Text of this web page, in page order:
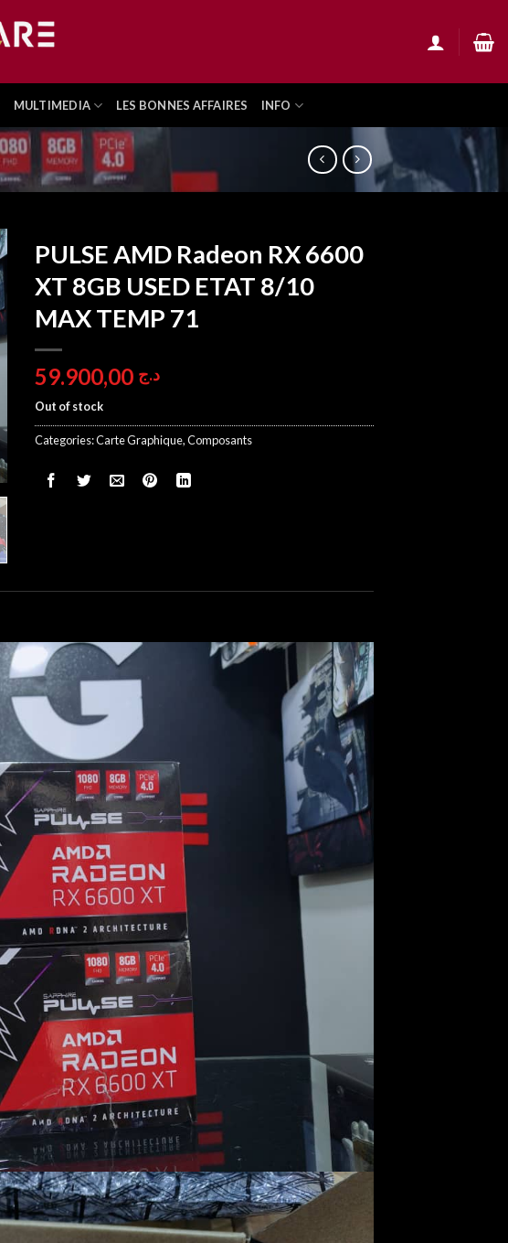
MULTIMEDIA LES BONNES AFFAIRES INFO
PULSE AMD Radeon RX 6600
XT 8GB USED ETAT 8/10
MAX TEMP 71
د.ج
Out of stock
Categories:Carte Graphique,Composants